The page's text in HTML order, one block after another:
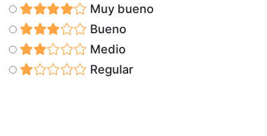
Muy bueno
Bueno
Medio
Regular